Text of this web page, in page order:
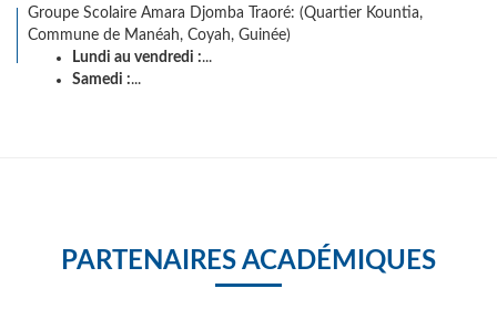
Groupe Scolaire Amara Djomba Traoré: (Quartier Kountia,
Commune de Manéah, Coyah, Guinée)
Lundi au vendredi :...
Samedi :...
PARTENAIRES ACADÉMIQUES